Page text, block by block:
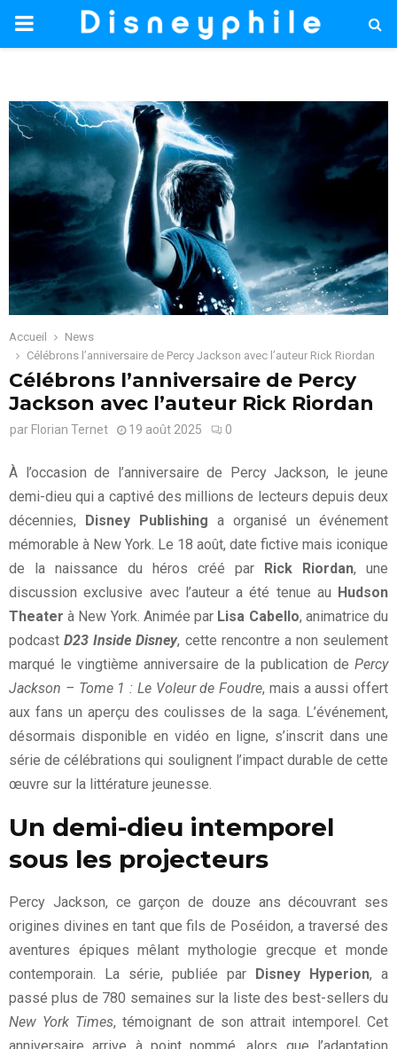
PRIMARY
Accueil
News
Célébrons l’anniversaire de Percy Jackson avec l’auteur Rick Riordan
Célébrons l’anniversaire de Percy
Jackson avec l’auteur Rick Riordan
par Florian Ternet 19 août 2025 0
À l’occasion de l’anniversaire de Percy Jackson, le jeune
demi-dieu qui a captivé des millions de lecteurs depuis deux
décennies, Disney Publishing a organisé un événement
mémorable à New York. Le 18 août, date fictive mais iconique
de la naissance du héros créé par Rick Riordan, une
discussion exclusive avec l’auteur a été tenue au Hudson
Theaterà New York. Animée par Lisa Cabello, animatrice du
podcast D23 Inside Disney, cette rencontre a non seulement
marqué le vingtième anniversaire de la publication de Percy
Jackson – Tome 1 : Le Voleur de Foudre, mais a aussi offert
aux fans un aperçu des coulisses de la saga. L’événement,
désormais disponible en vidéo en ligne, s’inscrit dans une
série de célébrations qui soulignent l’impact durable de cette
œuvre sur la littérature jeunesse.
Un demi-dieu intemporel
sous les projecteurs
Percy Jackson, ce garçon de douze ans découvrant ses
origines divines en tant que fils de Poséidon, a traversé des
aventures épiques mêlant mythologie grecque et monde
contemporain. La série, publiée par Disney Hyperion, a
passé plus de 780 semaines sur la liste des best-sellers du
New York Times, témoignant de son attrait intemporel. Cet
anniversaire arrive à point nommé, alors que l’adaptation